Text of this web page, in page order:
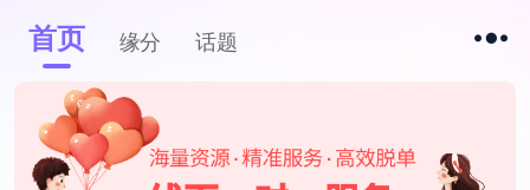
首页 缘分 话题